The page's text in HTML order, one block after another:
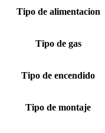
Tipo de alimentacion
Tipo de gas
Tipo de encendido
Tipo de montaje